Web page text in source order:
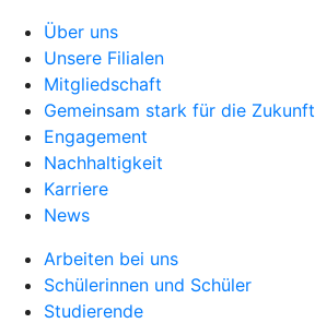
Über uns
Unsere Filialen
Mitgliedschaft
Gemeinsam stark für die Zukunft
Engagement
Nachhaltigkeit
Karriere
News
Arbeiten bei uns
Schülerinnen und Schüler
Studierende